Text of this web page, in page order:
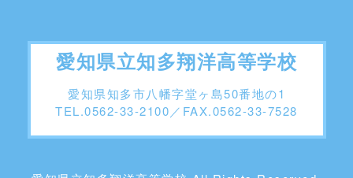
愛知県立知多翔洋高等学校
愛知県知多市八幡字堂ヶ島50番地の1
TEL.0562-33-2100／FAX.0562-33-7528